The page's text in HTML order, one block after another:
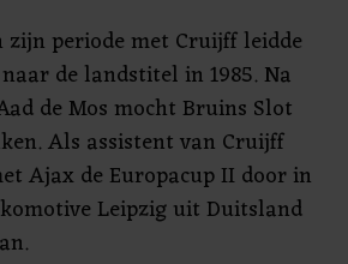
zijn periode met Cruijff leidde
de landstitel in 1985. Na
de Mos mocht Bruins Slot
Als assistent van Cruijff
Ajax de Europacup II door in
Leipzig uit Duitsland